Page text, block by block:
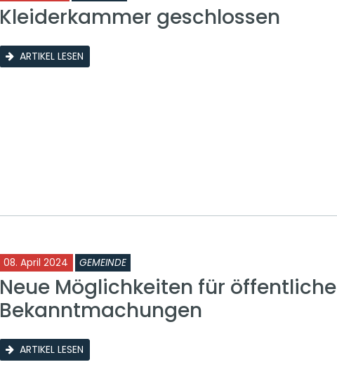
Kleiderkammer geschlossen
ARTIKEL LESEN
08. April 2024 GEMEINDE
Neue Möglichkeiten für öffentliche
Bekanntmachungen
ARTIKEL LESEN